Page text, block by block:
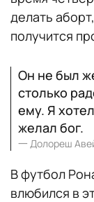
делать
получится
​​Он не был
столько
ему. Я
желал бог.
一 Долореш
В футбол
влюбился в